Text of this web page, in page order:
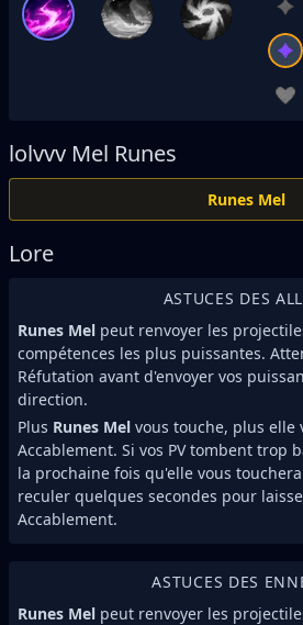
lolvvv Mel Runes
Runes Mel
Lore
ASTUCES DES
Runes Mel peut renvoyer les
compétences les plus puissantes.
Réfutation avant d'envoyer vos
direction.
Plus Runes Mel vous touche, plus elle
Accablement. Si vos PV tombent trop
la prochaine fois qu'elle vous
reculer quelques secondes pour
Accablement.
ASTUCES DES
Runes Mel peut renvoyer les